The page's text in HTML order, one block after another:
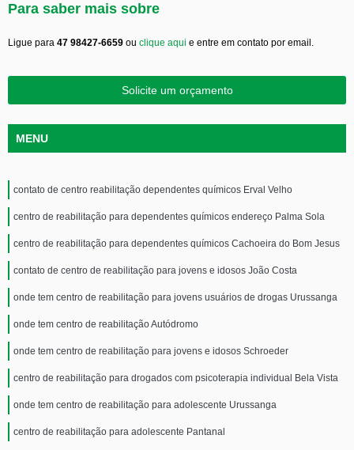
Para saber mais sobre
Ligue para 47 98427-6659 ou clique aqui e entre em contato por email.
Solicite um orçamento
MENU
contato de centro reabilitação dependentes químicos Erval Velho
centro de reabilitação para dependentes químicos endereço Palma Sola
centro de reabilitação para dependentes químicos Cachoeira do Bom Jesus
contato de centro de reabilitação para jovens e idosos João Costa
onde tem centro de reabilitação para jovens usuários de drogas Urussanga
onde tem centro de reabilitação Autódromo
onde tem centro de reabilitação para jovens e idosos Schroeder
centro de reabilitação para drogados com psicoterapia individual Bela Vista
onde tem centro de reabilitação para adolescente Urussanga
centro de reabilitação para adolescente Pantanal